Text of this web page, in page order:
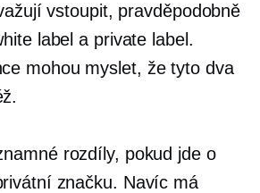
vstoupit, pravděpodobně
label a private label.
mohou myslet, že tyto dva
rozdíly, pokud jde o
značku. Navíc má